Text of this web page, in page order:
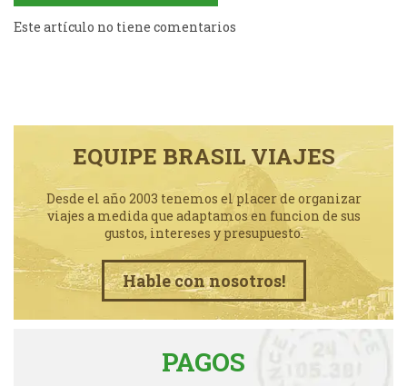
Este artículo no tiene comentarios
EQUIPE BRASIL VIAJES
Desde el año 2003 tenemos el placer de organizar
viajes a medida que adaptamos en funcion de sus
gustos, intereses y presupuesto.
Hable con nosotros!
PAGOS